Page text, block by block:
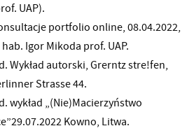
UAP).
portfolio online, 08.04.2022,
Igor Mikoda prof. UAP.
Wykład autorski, Grerntz stre!fen,
Strasse 44.
wykład „(Nie)Macierzyństwo
Kowno, Litwa.